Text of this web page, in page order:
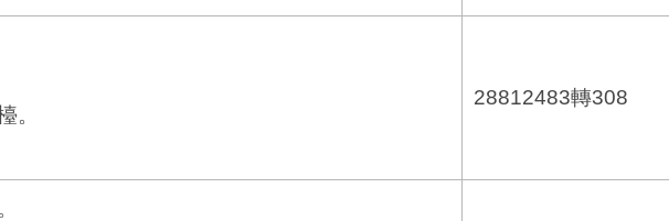
。
28812483轉308